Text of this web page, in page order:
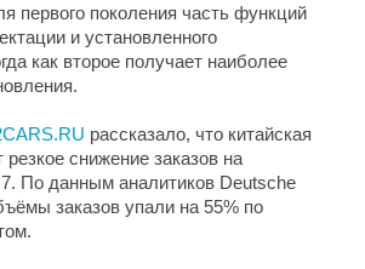
первого поколения часть функций
и установленного
как второе получает наиболее
рассказало, что китайская
снижение заказов на
По данным аналитиков Deutsche
заказов упали на 55% по